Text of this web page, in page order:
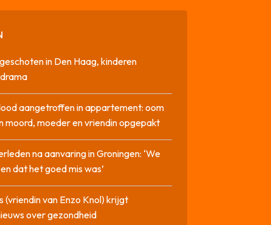
in Den Haag, kinderen
aangetroffen in appartement: oom
moord, moeder en vriendin opgepakt
na aanvaring in Groningen: ‘We
dat het goed mis was’
(vriendin van Enzo Knol) krijgt
over gezondheid